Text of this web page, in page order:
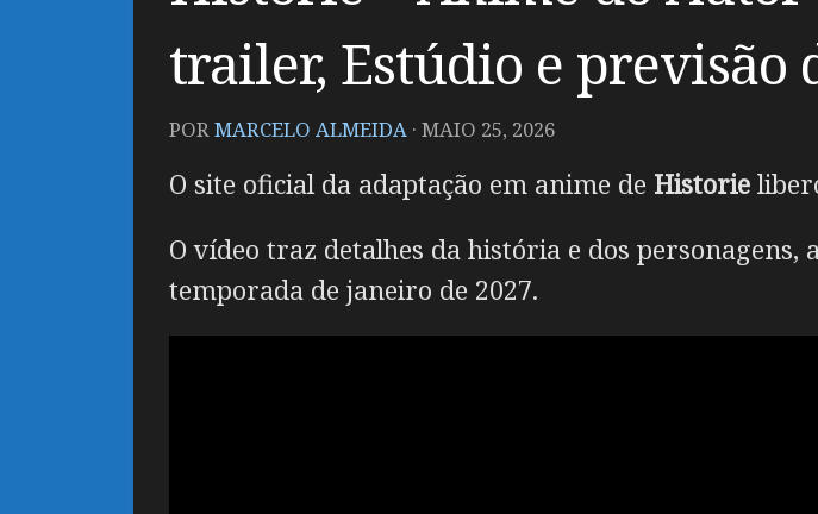
trailer, Estúdio e previsão
PORMARCELO ALMEIDA · MAIO 25, 2026
O site oficial da adaptação em anime de Historie
O vídeo traz detalhes da história e dos
temporada de janeiro de 2027.